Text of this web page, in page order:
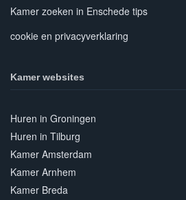
Kamer zoeken in Enschede tips
cookie en privacyverklaring
Kamer websites
Huren in Groningen
Huren in Tilburg
Kamer Amsterdam
Kamer Arnhem
Kamer Breda